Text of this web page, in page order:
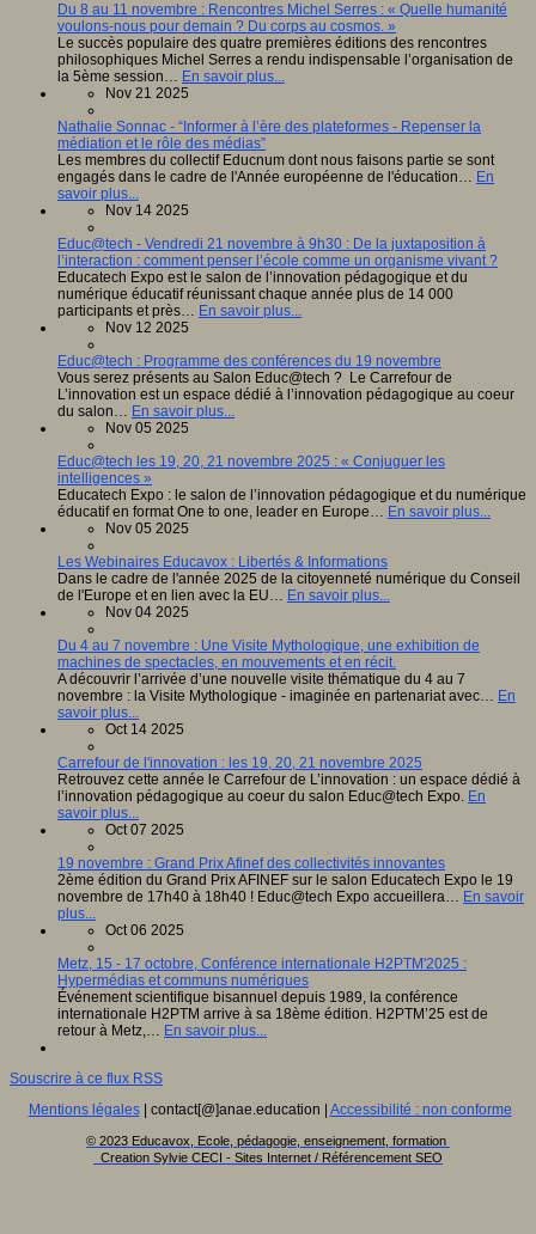
Du 8 au 11 novembre : Rencontres Michel Serres : « Quelle humanité
voulons-nous pour demain ? Du corps au cosmos. »
Le succès populaire des quatre premières éditions des rencontres
philosophiques Michel Serres a rendu indispensable l’organisation de
la 5ème session… En savoir plus...
Nov 21 2025
Nathalie Sonnac - “Informer à l’ère des plateformes - Repenser la
médiation et le rôle des médias”
Les membres du collectif Educnum dont nous faisons partie se sont
engagés dans le cadre de l'Année européenne de l'éducation… En
savoir plus...
Nov 14 2025
Educ@tech - Vendredi 21 novembre à 9h30 : De la juxtaposition à
l’interaction : comment penser l’école comme un organisme vivant ?
Educatech Expo est le salon de l’innovation pédagogique et du
numérique éducatif réunissant chaque année plus de 14 000
participants et près… En savoir plus...
Nov 12 2025
Educ@tech : Programme des conférences du 19 novembre
Vous serez présents au Salon Educ@tech ? Le Carrefour de
L’innovation est un espace dédié à l’innovation pédagogique au coeur
du salon… En savoir plus...
Nov 05 2025
Educ@tech les 19, 20, 21 novembre 2025 : « Conjuguer les
intelligences »
Educatech Expo : le salon de l’innovation pédagogique et du numérique
éducatif en format One to one, leader en Europe… En savoir plus...
Nov 05 2025
Les Webinaires Educavox : Libertés & Informations
Dans le cadre de l'année 2025 de la citoyenneté numérique du Conseil
de l'Europe et en lien avec la EU… En savoir plus...
Nov 04 2025
Du 4 au 7 novembre : Une Visite Mythologique, une exhibition de
machines de spectacles, en mouvements et en récit.
A découvrir l’arrivée d’une nouvelle visite thématique du 4 au 7
novembre : la Visite Mythologique - imaginée en partenariat avec… En
savoir plus...
Oct 14 2025
Carrefour de l'innovation : les 19, 20, 21 novembre 2025
Retrouvez cette année le Carrefour de L’innovation : un espace dédié à
l’innovation pédagogique au coeur du salon Educ@tech Expo. En
savoir plus...
Oct 07 2025
19 novembre : Grand Prix Afinef des collectivités innovantes
2ème édition du Grand Prix AFINEF sur le salon Educatech Expo le 19
novembre de 17h40 à 18h40 ! Educ@tech Expo accueillera… En savoir
plus...
Oct 06 2025
Metz, 15 - 17 octobre, Conférence internationale H2PTM'2025 :
Hypermédias et communs numériques
Événement scientifique bisannuel depuis 1989, la conférence
internationale H2PTM arrive à sa 18ème édition. H2PTM’25 est de
retour à Metz,… En savoir plus...
Souscrire à ce flux RSS
Mentions légales| contact[@]anae.education | Accessibilité : non conforme
© 2023 Educavox, Ecole, pédagogie, enseignement, formation
Creation Sylvie CECI - Sites Internet / Référencement SEO